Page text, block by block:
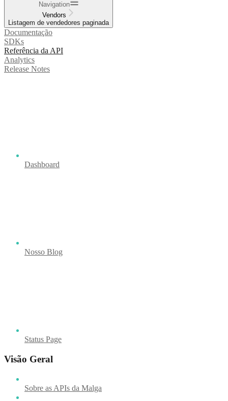
Navigation
Vendors
Listagem de vendedores paginada
Documentação
SDKs
Referência da API
Analytics
Release Notes
Dashboard
Nosso Blog
Status Page
Visão Geral
Sobre as APIs da Malga